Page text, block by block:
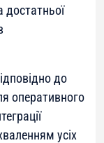
до
оперативного
усіх